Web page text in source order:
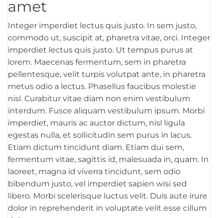
amet
Integer imperdiet lectus quis justo. In sem justo,
commodo ut, suscipit at, pharetra vitae, orci. Integer
imperdiet lectus quis justo. Ut tempus purus at
lorem. Maecenas fermentum, sem in pharetra
pellentesque, velit turpis volutpat ante, in pharetra
metus odio a lectus. Phasellus faucibus molestie
nisl. Curabitur vitae diam non enim vestibulum
interdum. Fusce aliquam vestibulum ipsum. Morbi
imperdiet, mauris ac auctor dictum, nisl ligula
egestas nulla, et sollicitudin sem purus in lacus.
Etiam dictum tincidunt diam. Etiam dui sem,
fermentum vitae, sagittis id, malesuada in, quam. In
laoreet, magna id viverra tincidunt, sem odio
bibendum justo, vel imperdiet sapien wisi sed
libero. Morbi scelerisque luctus velit. Duis aute irure
dolor in reprehenderit in voluptate velit esse cillum